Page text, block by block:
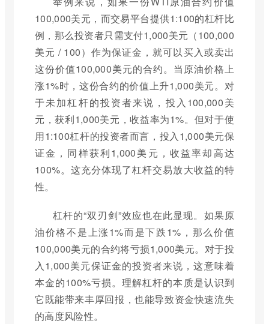
100,000美元，而交易平台提供1:100的杠杆比
例，那么投资者只需支付1,000美元（100,000
美元 / 100）作为保证金，就可以买入或卖出
这份价值100,000美元的合约。当原油价格上
涨1%时，这份合约的价值上升1,000美元。对
于未加杠杆的投资者来说，投入100,000美
元，获利1,000美元，收益率为1%。但对于使
用1:100杠杆的投资者而言，投入1,000美元保
证金，同样获利1,000美元，收益率却高达
100%。这充分体现了杠杆交易放大收益的特
性。
杠杆的“双刃剑”效应也在此显现。如果原
油价格不是上涨1%而是下跌1%，那么价值
100,000美元的合约将亏损1,000美元。对于投
入1,000美元保证金的投资者来说，这意味着
本金的100%亏损。理解杠杆的本质是认识到
它既能带来丰厚回报，也能导致资金快速流失
的高度风险性。